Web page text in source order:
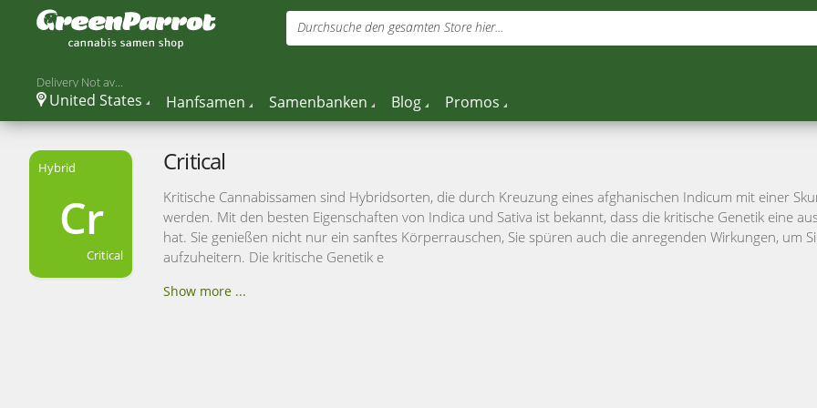
Durchsuche den gesamten Store hier...
Delivery Not available
United States Hanfsamen Samenbanken Blog Promos
Hybrid
Cr
Critical
Critical
Kritische Cannabissamen sind Hybridsorten, die durch Kreuzung eines afghanischen Indicum mit einer
werden. Mit den besten Eigenschaften von Indica und Sativa ist bekannt, dass die kritische Genetik eine
hat. Sie genießen nicht nur ein sanftes Körperrauschen, Sie spüren auch die anregenden Wirkungen, um
aufzuheitern. Die kritische Genetik e
Show more ...